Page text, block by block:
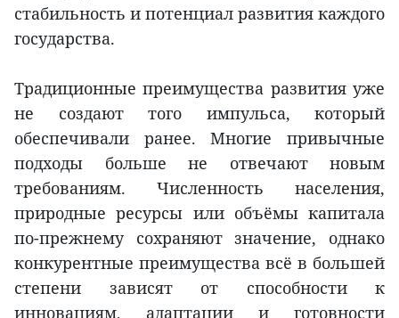
стабильность и потенциал развития каждого
государства.
Традиционные преимущества развития уже
не создают того импульса, который
обеспечивали ранее. Многие привычные
подходы больше не отвечают новым
требованиям. Численность населения,
природные ресурсы или объёмы капитала
по-прежнему сохраняют значение, однако
конкурентные преимущества всё в большей
степени зависят от способности к
инновациям, адаптации и готовности